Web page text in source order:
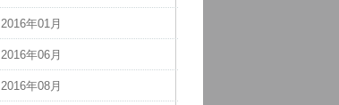
2016年01月
2016年06月
2016年08月